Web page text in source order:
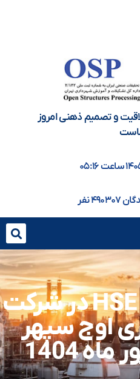
و تصميم ذهنی امروز
نفر
آموزش مبانی HSE در شرکت
اوج سپهر
1404